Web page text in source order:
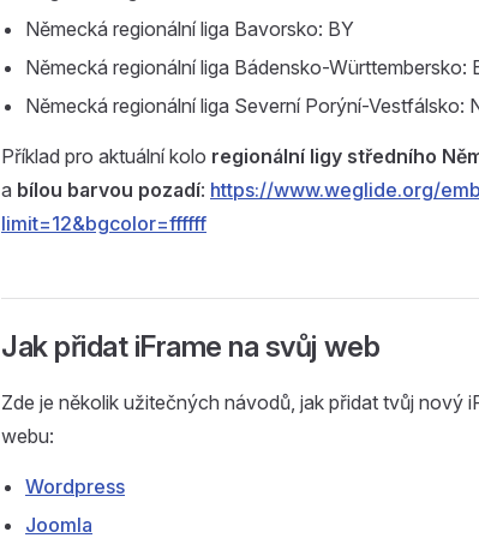
Německá regionální liga Bavorsko: BY
Německá regionální liga Bádensko-Württembersko:
Německá regionální liga Severní Porýní-Vestfálsko:
Příklad pro aktuální kolo regionální ligy středního
a bílou barvou pozadí: https://www.weglide.org/
limit=12&bgcolor=ffffff
Jak přidat iFrame na svůj web
Zde je několik užitečných návodů, jak přidat tvůj nový
webu:
Wordpress
Joomla